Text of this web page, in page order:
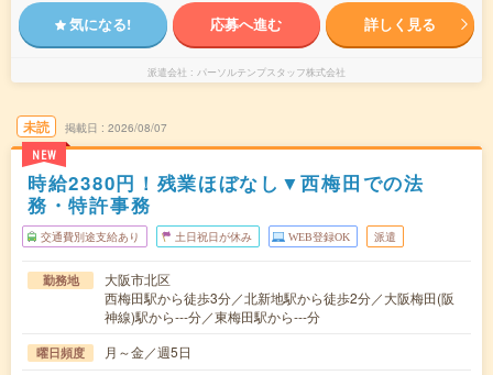
気になる! 応募へ進む 詳しく見る
派遣会社 パーソルテンプスタッフ株式会社
未読
NEW
掲載日 2026/08/07
時給2380円！残業ほぼなし▼西梅田での法
務・特許事務
交通費別途支給あり 土日祝日が休み WEB登録OK 派遣
勤務地
大阪市北区
西梅田駅から徒歩3分／北新地駅から徒歩2分／大阪梅田(阪
神線)駅から---分／東梅田駅から---分
曜日頻度 月～金／週5日